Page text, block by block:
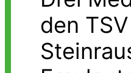
den TSV